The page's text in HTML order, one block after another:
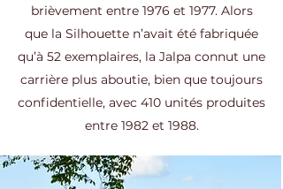
brièvement entre 1976 et 1977. Alors
que la Silhouette n’avait été fabriquée
qu’à 52 exemplaires, la Jalpa connut une
carrière plus aboutie, bien que toujours
confidentielle, avec 410 unités produites
entre 1982 et 1988.